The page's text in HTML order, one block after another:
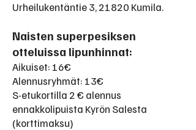
Urheilukentäntie 3, 21820 Kumila.
Naisten superpesiksen
otteluissa lipunhinnat:
Aikuiset: 16€
Alennusryhmät: 13€
S-etukortilla 2 € alennus
ennakkolipuista Kyrön Salesta
(korttimaksu)